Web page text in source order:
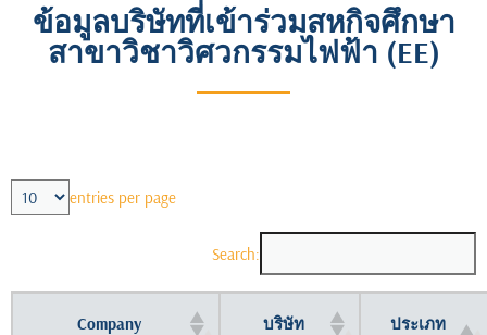
ข้อมูลบริษัทที่เข้าร่วมสหกิจศึกษา
สาขาวิชาวิศวกรรมไฟฟ้า (EE)
entries per page
Search:
Company บริษัท
ประเภท